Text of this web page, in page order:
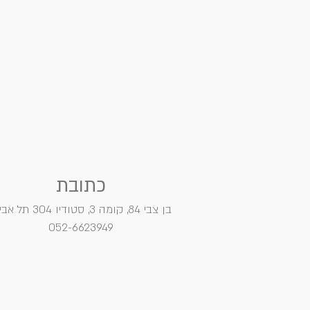
כתובת
בן צבי 84, קומה 3, סטודיו 304
תל
052-6623949